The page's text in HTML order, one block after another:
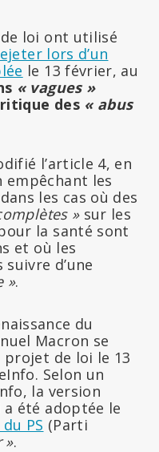
loi ont utilisé
lors d’un
le 13 février, au
« vagues »
des « abus
l’article 4, en
les
les cas où des
»sur les
la santé sont
et où les
d’une
».
du
Macron se
de loi le 13
Selon un
la version
été adoptée le
PS (Parti
».